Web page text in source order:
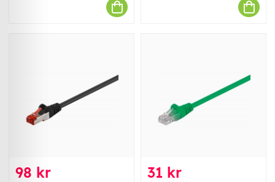
98 kr 31 kr